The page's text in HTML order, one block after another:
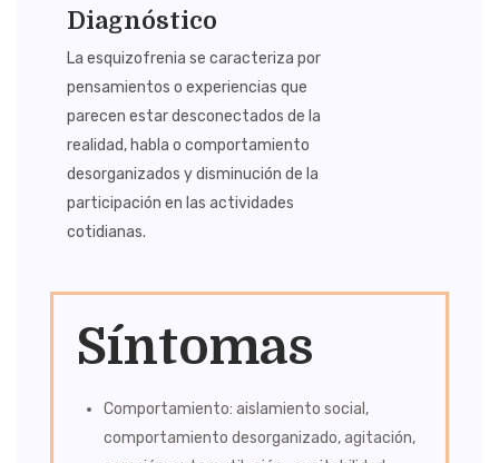
Diagnóstico
La esquizofrenia se caracteriza por
pensamientos o experiencias que
parecen estar desconectados de la
realidad, habla o comportamiento
desorganizados y disminución de la
participación en las actividades
cotidianas.
Síntomas
Comportamiento: aislamiento social,
comportamiento desorganizado, agitación,